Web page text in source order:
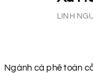
LINH
Ngành cà phê toàn